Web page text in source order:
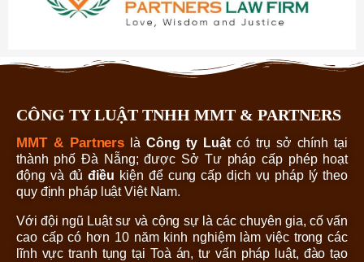
CÔNG TY LUẬT TNHH MMT & PARTNERS
MMT & Partners làCông ty Luậtcó trụ sở chính tại
thành phố Đà Nẵng; được Sở Tư pháp cấp phép hoạt
động và đủđiều kiện để cung cấp dịch vụ pháp lý theo
quy định pháp luật Việt Nam.
Với đội ngũ Luật sư và cộng sự là các chuyên gia, cố vấn
cao cấp có hơn 10 năm kinh nghiệm làm việc trong các
lĩnh vực tranh tụng tại Toà án, tư vấn pháp luật, đào tạo